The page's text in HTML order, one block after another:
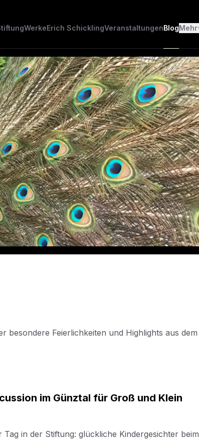
WerkeErich SchicklingVeranstaltungenBlogMehr
besondere Feierlichkeiten und Highlights aus dem
im Günztal für Groß und Klein
in der Stiftung: glückliche Kindergesichter beim